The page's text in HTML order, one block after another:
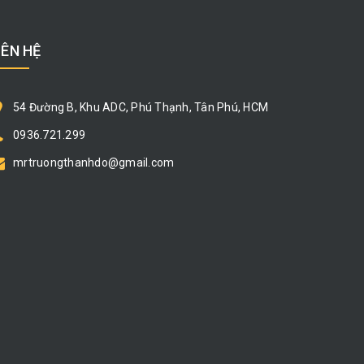
HỆ
54 Đường B, Khu ADC, Phú Thạnh, Tân Phú, HCM
0936.721.299
mrtruongthanhdo@gmail.com